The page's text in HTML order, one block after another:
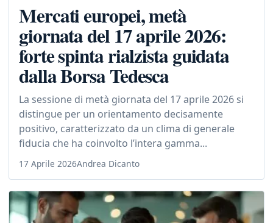
Mercati europei, metà
giornata del 17 aprile 2026:
forte spinta rialzista guidata
dalla Borsa Tedesca
La sessione di metà giornata del 17 aprile 2026 si
distingue per un orientamento decisamente
positivo, caratterizzato da un clima di generale
fiducia che ha coinvolto l’intera gamma...
17 Aprile 2026Andrea Dicanto